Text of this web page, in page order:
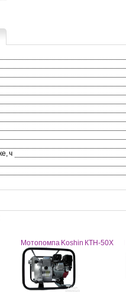
ч
Мотопомпа Koshin КТH-50X